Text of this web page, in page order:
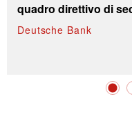
quadro direttivo di
Deutsche Bank